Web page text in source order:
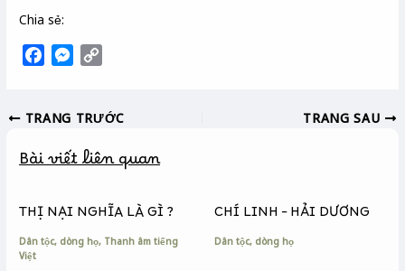
Chia sẻ:
e
o
k
M
s
n
e
y
i
k
TRANG TRƯỚC TRANG SAU
Bài viết liên quan
THỊ NẠI NGHĨA LÀ GÌ ?
Dân tộc, dòng họ, Thanh âm tiếng
Việt
CHÍ LINH – HẢI DƯƠNG
Dân tộc, dòng họ